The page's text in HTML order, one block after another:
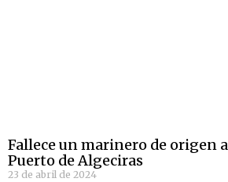
Fallece un marinero de origen
Puerto de Algeciras
23 de abril de 2024